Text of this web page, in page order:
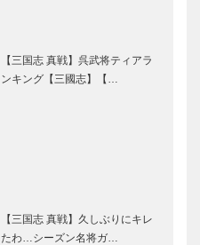
【三国志 真戦】呉武将ティアラ
ンキング【三國志】【…
【三国志 真戦】久しぶりにキレ
たわ…シーズン名将ガ…